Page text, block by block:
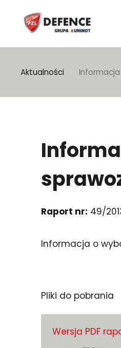
Aktualności
Raport nr: 49/
Informacja o
Pliki do pobrania
Wersja PDF